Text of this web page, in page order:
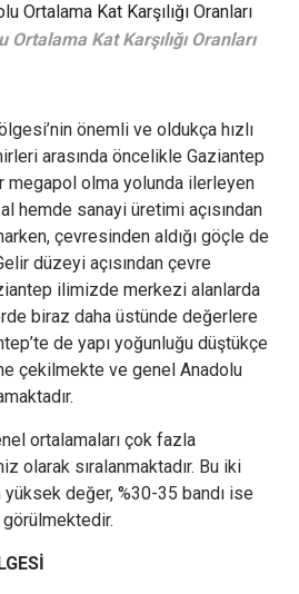
Kat Karşılığı Oranları
önemli ve oldukça hızlı
arasında öncelikle Gaziantep
megapol olma yolunda ilerleyen
hemde sanayi üretimi açısından
çevresinden aldığı göçle de
düzeyi açısından çevre
ilimizde merkezi alanlarda
biraz daha üstünde değerlere
de yapı yoğunluğu düştükçe
çekilmekte ve genel Anadolu
ortalamaları çok fazla
olarak sıralanmaktadır. Bu iki
değer, %30-35 bandı ise